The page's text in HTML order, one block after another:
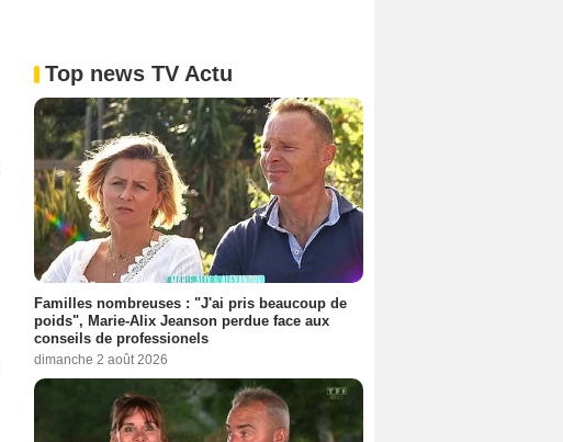
Top news TV Actu
Familles nombreuses : "J'ai pris beaucoup de
poids", Marie-Alix Jeanson perdue face aux
conseils de professionels
dimanche 2 août 2026